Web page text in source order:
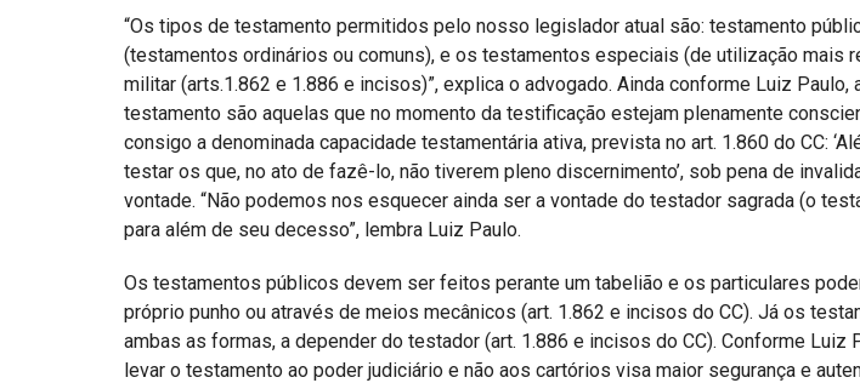
IBDFAM Educacional
Acessibilidade
Fale Conosco
“Os tipos de testamento permitidos pelo nosso legislador atual são: testamento
(testamentos ordinários ou comuns), e os testamentos especiais (de utilização mais
militar (arts.1.862 e 1.886 e incisos)”, explica o advogado. Ainda conforme Luiz
testamento são aquelas que no momento da testificação estejam plenamente
consigo a denominada capacidade testamentária ativa, prevista no art. 1.860 do CC:
testar os que, no ato de fazê-lo, não tiverem pleno discernimento’, sob pena de
vontade. “Não podemos nos esquecer ainda ser a vontade do testador sagrada (o
para além de seu decesso”, lembra Luiz Paulo.
Os testamentos públicos devem ser feitos perante um tabelião e os particulares
próprio punho ou através de meios mecânicos (art. 1.862 e incisos do CC). Já os
ambas as formas, a depender do testador (art. 1.886 e incisos do CC). Conforme Luiz
levar o testamento ao poder judiciário e não aos cartórios visa maior segurança e